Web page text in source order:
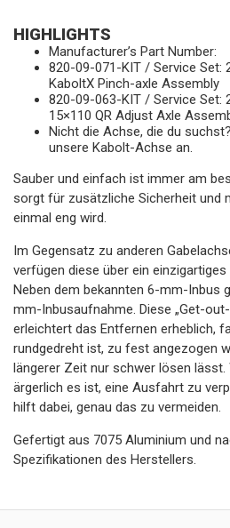
HIGHLIGHTS
Manufacturer’s Part Number:
820-09-071-KIT / Service Set:
KaboltX Pinch-axle Assembly
820-09-063-KIT / Service Set:
15×110 QR Adjust Axle
Nicht die Achse, die du
unsere Kabolt-Achse an.
Sauber und einfach ist immer am
sorgt für zusätzliche Sicherheit und
einmal eng wird.
Im Gegensatz zu anderen
verfügen diese über ein
Neben dem bekannten 6-mm-Inbus
mm-Inbusaufnahme. Diese „Get-
erleichtert das Entfernen erheblich,
rundgedreht ist, zu fest angezogen
längerer Zeit nur schwer lösen lässt.
ärgerlich es ist, eine Ausfahrt zu
hilft dabei, genau das zu vermeiden.
Gefertigt aus 7075 Aluminium und
Spezifikationen des Herstellers.